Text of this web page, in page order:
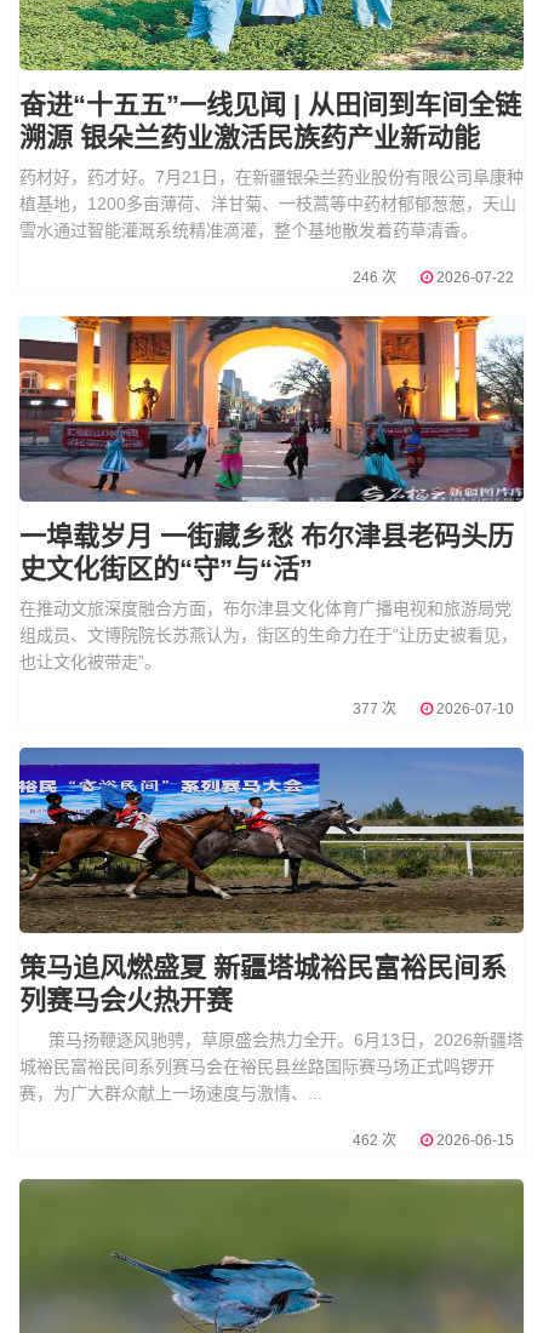
奋进“十五五”一线见闻 | 从田间到车间全链
溯源 银朵兰药业激活民族药产业新动能
药材好，药才好。7月21日，在新疆银朵兰药业股份有限公司阜康种
植基地，1200多亩薄荷、洋甘菊、一枝蒿等中药材郁郁葱葱，天山
雪水通过智能灌溉系统精准滴灌，整个基地散发着药草清香。
246 次 2026-07-22
一埠载岁月 一街藏乡愁 布尔津县老码头历
史文化街区的“守”与“活”
在推动文旅深度融合方面，布尔津县文化体育广播电视和旅游局党
组成员、文博院院长苏燕认为，街区的生命力在于“让历史被看见，
也让文化被带走”。
377 次 2026-07-10
策马追风燃盛夏 新疆塔城裕民富裕民间系
列赛马会火热开赛
策马扬鞭逐风驰骋，草原盛会热力全开。6月13日，2026新疆塔
城裕民富裕民间系列赛马会在裕民县丝路国际赛马场正式鸣锣开
赛，为广大群众献上一场速度与激情、...
462 次 2026-06-15